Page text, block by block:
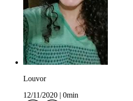
Louvor
12/11/2020
0min